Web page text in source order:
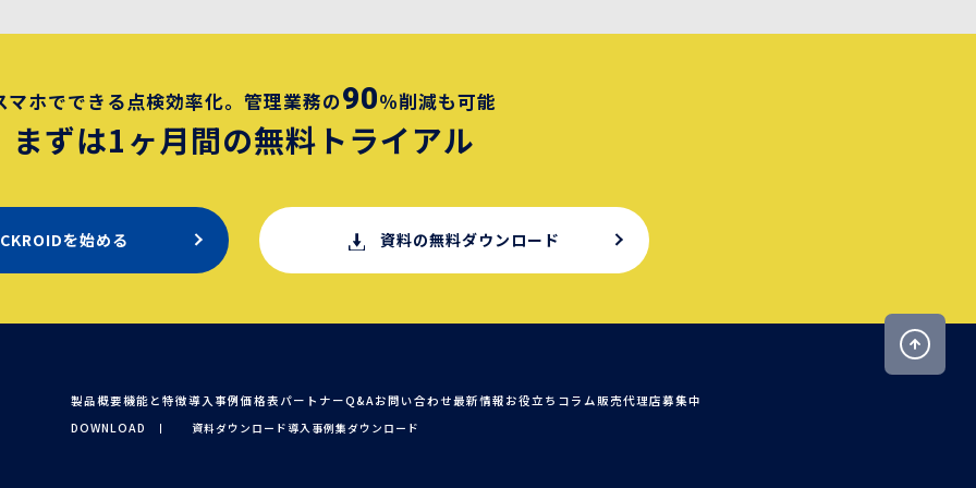
マホでできる点検効率化。管理業務の90％削減も可能
まずは1ヶ月間の無料トライアル
を始める 資料の無料ダウンロード
製品概要機能と特徴導入事例 価格表 パートナーQ&A お問い合わせ最新情報 お役立ちコラム 販売代理店募集中
DOWNLOAD
資料ダウンロード導入事例集ダウンロード